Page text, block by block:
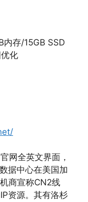
存/15GB SSD
化
网全英文界面，
据中心在美国加
商宣称CN2线
资源。其有洛杉